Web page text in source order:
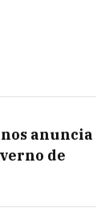
anuncia
de